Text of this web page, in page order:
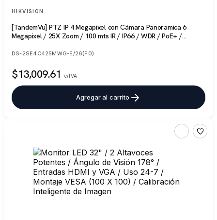
HIKVISION
[TandemVu] PTZ IP 4 Megapixel con Cámara Panoramica 6
Megapixel / 25X Zoom / 100 mts IR / IP66 / WDR / PoE+ /
SD
DS-2SE4C425MWG-E/26(F0)
$13,009.61 c/IVA
Agregar al carrito